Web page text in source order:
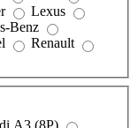
Lexus
Benz
Renault